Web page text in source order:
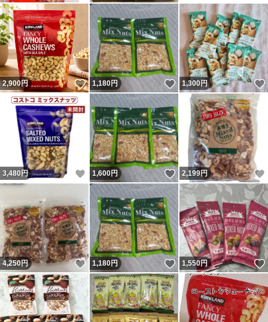
2,900円 いいね！
1,180円 いいね！
1,300円
3,480 円 いいね！
1,600円 いいね！
2,199円
4,250円 いいね！
1,180円 いいね！
1,550円